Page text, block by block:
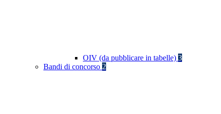
OIV (da pubblicare in tabelle) 3
Bandi di concorso 2